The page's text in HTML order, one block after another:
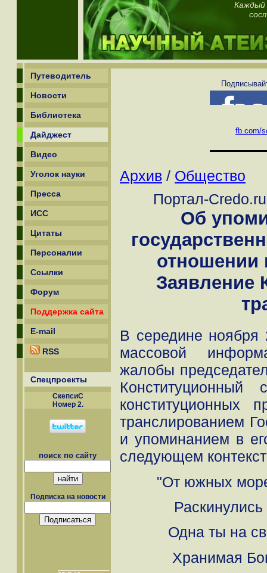
Каждый
Путеводитель
Новости
Библиотека
Дайджест
Видео
Уголок науки
Пресса
ИСС
Цитаты
Персоналии
Ссылки
Форум
Поддержка сайта
E-mail
RSS
Спецпроекты
СкепсиС
Номер 2.
поиск по сайту
Подписка на новости
fb.com/
Архив / Общество
Портал-
Об
отношении
Заявление
В середине ноября
массовой
жалобы
конституционных
транслированием
и упоминанием в
следующем
"От южных
Одна ты на
Хранимая